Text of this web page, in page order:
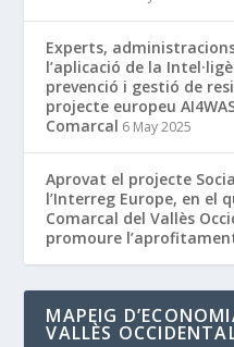
Experts,
l’aplicació de la
prevenció i gestió de
projecte europeu
Comarcal 6 May 2025
Aprovat el projecte
l’Interreg Europe, en el
Comarcal del Vallès
promoure
MAPEIG
VALLÈS